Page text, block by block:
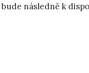
bude následně k